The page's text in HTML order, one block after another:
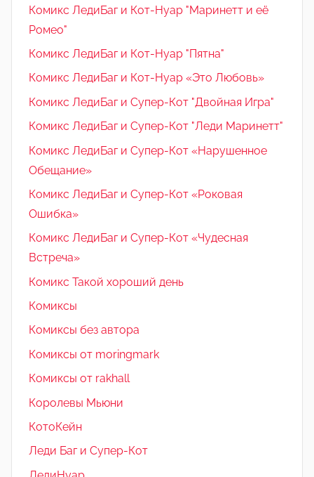
Комикс ЛедиБаг и Кот-Нуар "Маринетт и её
Ромео"
Комикс ЛедиБаг и Кот-Нуар "Пятна"
Комикс ЛедиБаг и Кот-Нуар «Это Любовь»
Комикс ЛедиБаг и Супер-Кот "Двойная Игра"
Комикс ЛедиБаг и Супер-Кот "Леди Маринетт"
Комикс ЛедиБаг и Супер-Кот «Нарушенное
Обещание»
Комикс ЛедиБаг и Супер-Кот «Роковая
Ошибка»
Комикс ЛедиБаг и Супер-Кот «Чудесная
Встреча»
Комикс Такой хороший день
Комиксы
Комиксы без автора
Комиксы от moringmark
Комиксы от rakhall
Королевы Мьюни
КотоКейн
Леди Баг и Супер-Кот